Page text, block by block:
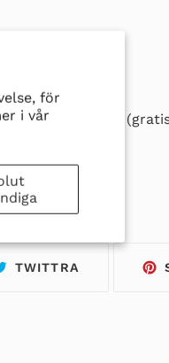
för
i vår
AC
programmering
här
TWITTRA TWITTRA